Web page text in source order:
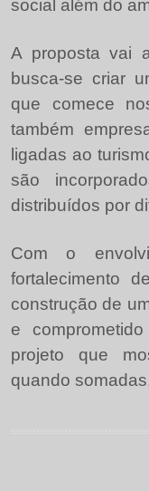
social além do
A proposta vai
busca-se criar
que comece
também
ligadas ao
são
distribuídos por
Com o
fortalecimento
construção de
e
projeto que
quando